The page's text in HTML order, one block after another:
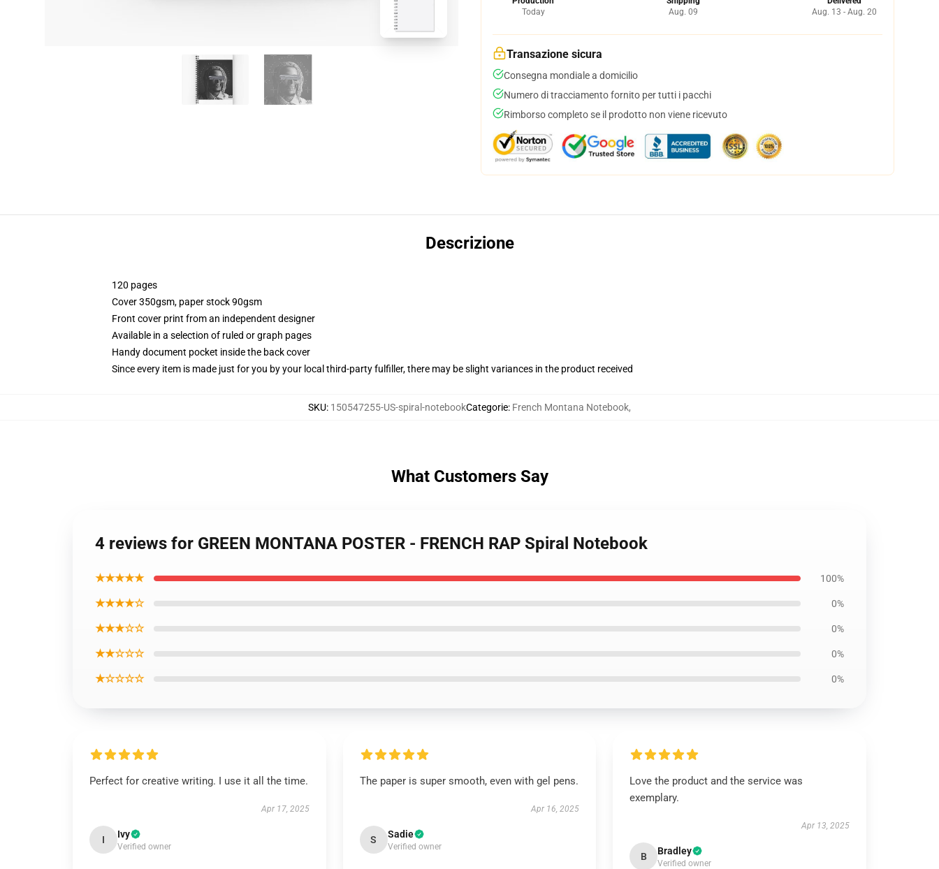
Today
Aug. 09
Aug. 13 - Aug. 20
Transazione sicura
Consegna mondiale a domicilio
Numero di tracciamento fornito per tutti i pacchi
Rimborso completo se il prodotto non viene ricevuto
Descrizione
120 pages
Cover 350gsm, paper stock 90gsm
Front cover print from an independent designer
Available in a selection of ruled or graph pages
Handy document pocket inside the back cover
Since every item is made just for you by your local third-party fulfiller, there may be slight variances in the product received
SKU: 150547255-US-spiral-notebookCategorie: French Montana Notebook,
What Customers Say
4 reviews for GREEN MONTANA POSTER - FRENCH RAP Spiral Notebook
★★★★★ 100%
★★★★☆ 0%
★★★☆☆ 0%
★★☆☆☆ 0%
★☆☆☆☆ 0%
Perfect for creative writing. I use it all the time.
Apr 17, 2025
I Ivy
Verified owner
The paper is super smooth, even with gel pens.
Apr 16, 2025
S Sadie
Verified owner
Love the product and the service was
exemplary.
Apr 13, 2025
B Bradley
Verified owner